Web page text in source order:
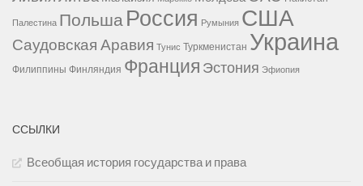
Палестина Польша Россия Румыния США
Саудовская Аравия Тунис Туркменистан Украина
Филиппины Финляндия Франция Эстония Эфиопия
ССЫЛКИ
Всеобщая история государства и права